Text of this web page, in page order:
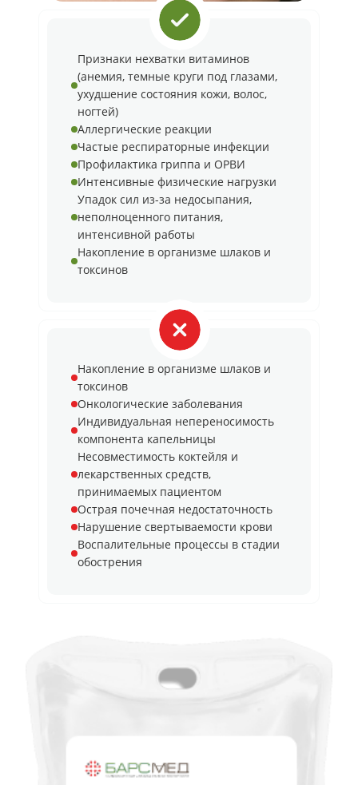
Признаки нехватки витаминов
(анемия, темные круги под глазами,
ухудшение состояния кожи, волос,
ногтей)
Аллергические реакции
Частые респираторные инфекции
Профилактика гриппа и ОРВИ
Интенсивные физические нагрузки
Упадок сил из-за недосыпания,
неполноценного питания,
интенсивной работы
Накопление в организме шлаков и
токсинов
Накопление в организме шлаков и
токсинов
Онкологические заболевания
Индивидуальная непереносимость
компонента капельницы
Несовместимость коктейля и
лекарственных средств,
принимаемых пациентом
Острая почечная недостаточность
Нарушение свертываемости крови
Воспалительные процессы в стадии
обострения